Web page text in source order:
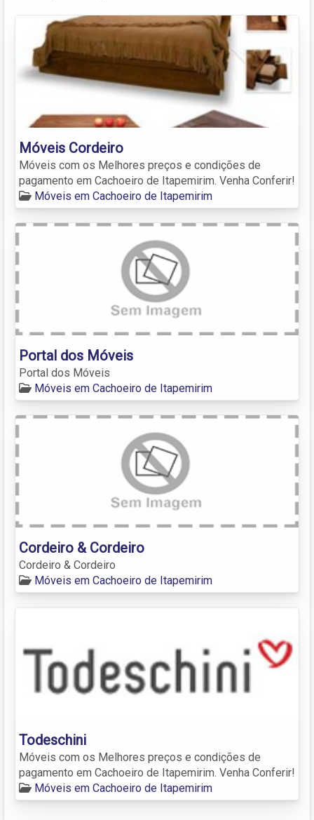
Móveis Cordeiro
Móveis com os Melhores preços e condições de
pagamento em Cachoeiro de Itapemirim. Venha Conferir!
Móveis em Cachoeiro de Itapemirim
Portal dos Móveis
Portal dos Móveis
Móveis em Cachoeiro de Itapemirim
Cordeiro & Cordeiro
Cordeiro & Cordeiro
Móveis em Cachoeiro de Itapemirim
Todeschini
Móveis com os Melhores preços e condições de
pagamento em Cachoeiro de Itapemirim. Venha Conferir!
Móveis em Cachoeiro de Itapemirim